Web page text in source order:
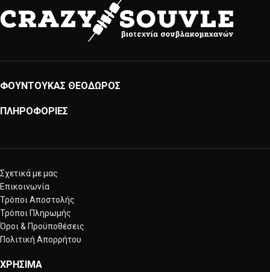
ΦΟΥΝΤΟΥΚΑΣ ΘΕΟΔΩΡΟΣ
ΠΛΗΡΟΦΟΡΙΕΣ
Σχετικά με μας
Επικοινωνία
Τρόποι Αποστολής
Τρόποι Πληρωμής
Όροι & Προϋποθέσεις
Πολιτική Απορρήτου
ΧΡΗΣΙΜΑ